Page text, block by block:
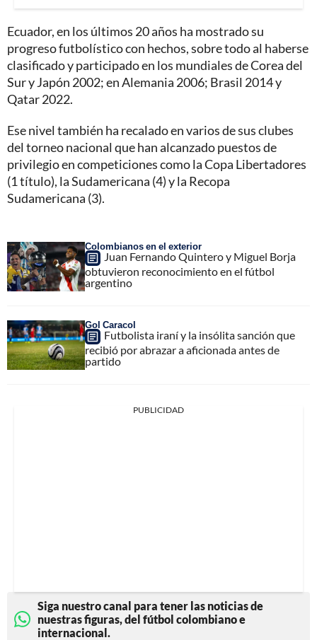
Ecuador, en los últimos 20 años ha mostrado su
progreso futbolístico con hechos, sobre todo al haberse
clasificado y participado en los mundiales de Corea del
Sur y Japón 2002; en Alemania 2006; Brasil 2014 y
Qatar 2022.
Ese nivel también ha recalado en varios de sus clubes
del torneo nacional que han alcanzado puestos de
privilegio en competiciones como la Copa Libertadores
(1 título), la Sudamericana (4) y la Recopa
Sudamericana (3).
Colombianos en el exterior
Juan Fernando Quintero y Miguel Borja
obtuvieron reconocimiento en el fútbol
argentino
Gol Caracol
Futbolista iraní y la insólita sanción que
recibió por abrazar a aficionada antes de
partido
PUBLICIDAD
Siga nuestro canal para tener las noticias de
nuestras figuras, del fútbol colombiano e
internacional.